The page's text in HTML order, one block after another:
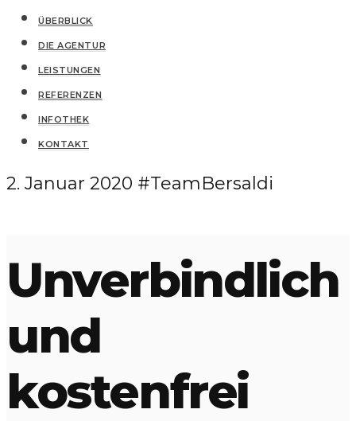
ÜBERBLICK
DIE AGENTUR
LEISTUNGEN
REFERENZEN
IN­FO­THEK
KONTAKT
2. Januar 2020 #TeamBersaldi
Unverbindlich
und
kostenfrei